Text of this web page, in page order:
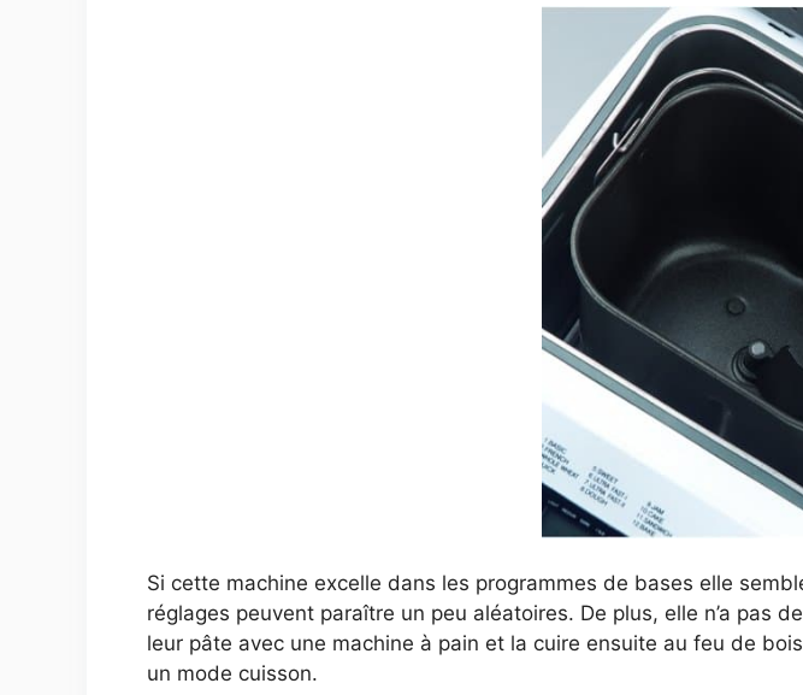
Si cette machine excelle dans les programmes de bases elle
réglages peuvent paraître un peu aléatoires. De plus, elle n’a pas
leur pâte avec une machine à pain et la cuire ensuite au feu de
un mode cuisson.